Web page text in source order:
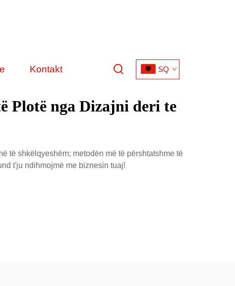
Kontakt SQ
Plotë nga Dizajni deri te
të shkëlqyeshëm; metodën më të përshtatshme të
t'ju ndihmojmë me biznesin tuaj!